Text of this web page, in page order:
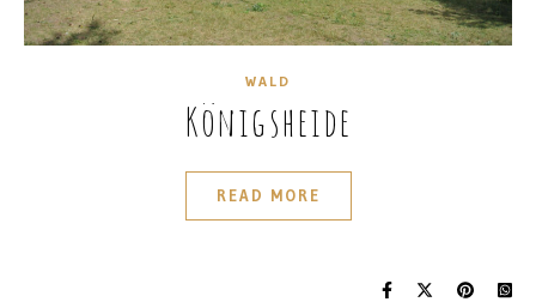
WALD
Königsheide
READ MORE